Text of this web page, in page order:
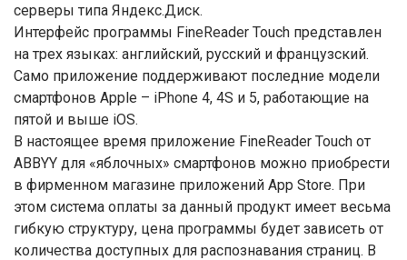
серверы типа Яндекс.Диск.
Интерфейс программы FineReader Touch представлен
на трех языках: английский, русский и французский.
Само приложение поддерживают последние модели
смартфонов Apple – iPhone 4, 4S и 5, работающие на
пятой и выше iOS.
В настоящее время приложение FineReader Touch от
ABBYY для «яблочных» смартфонов можно приобрести
в фирменном магазине приложений App Store. При
этом система оплаты за данный продукт имеет весьма
гибкую структуру, цена программы будет зависеть от
количества доступных для распознавания страниц. В